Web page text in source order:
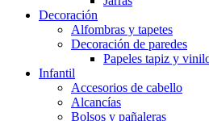
Decoración
Alfombras y tapetes
Decoración de paredes
Papeles tapiz y
Infantil
Accesorios de cabello
Alcancías
Bolsos y pañaleras